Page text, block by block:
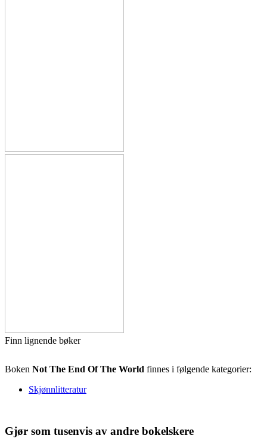
Finn lignende bøker
Boken Not The End Of The World finnes i følgende kategorier:
Skjønnlitteratur
Gjør som tusenvis av andre bokelskere